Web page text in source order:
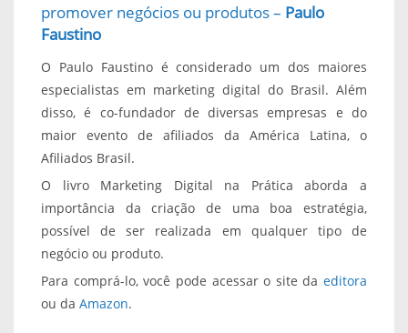
promover negócios ou produtos – Paulo
Faustino
O Paulo Faustino é considerado um dos maiores
especialistas em marketing digital do Brasil. Além
disso, é co-fundador de diversas empresas e do
maior evento de afiliados da América Latina, o
Afiliados Brasil.
O livro Marketing Digital na Prática aborda a
importância da criação de uma boa estratégia,
possível de ser realizada em qualquer tipo de
negócio ou produto.
Para comprá-lo, você pode acessar o site da editora
ou da Amazon.